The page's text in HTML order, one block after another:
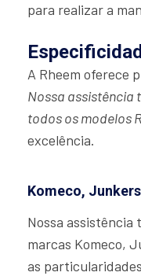
para realizar a
A Rheem oferece
Nossa assistência
todos os modelos
excelência.
Komeco,
Nossa assistência
marcas Komeco,
as